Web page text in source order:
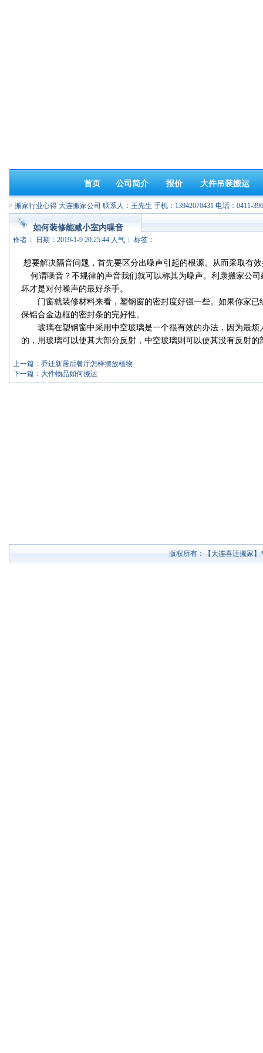
首页 公司简介 报价 大件吊装搬运
> 搬家行业心得 大连搬家公司 联系人：王先生 手机：13942070431 电话：0411-
如何装修能减小室内噪音
作者： 日期：2019-1-9 20:25:44 人气： 标签：
想要解决隔音问题，首先要区分出噪声引起的根源。从而采取有
何谓噪音？不规律的声音我们就可以称其为噪声。利康搬家公
坏才是对付噪声的最好杀手。
门窗就装修材料来看，塑钢窗的密封度好强一些。如果你家已
保铝合金边框的密封条的完好性。
玻璃在塑钢窗中采用中空玻璃是一个很有效的办法，因为最烦
的，用玻璃可以使其大部分反射，中空玻璃则可以使其没有反射的
上一篇： 乔迁新居后餐厅怎样摆放植物
下一篇： 大件物品如何搬运
版权所有：【大连喜迁搬家】